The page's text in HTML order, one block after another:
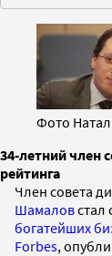
Фото
34-летний член
рейтинга
Член совета
Шамалов
богатейших
Forbes,